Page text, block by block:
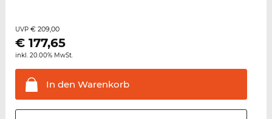
UVP € 209,00
€ 177,65
inkl. 20.00% MwSt.
In den Warenkorb